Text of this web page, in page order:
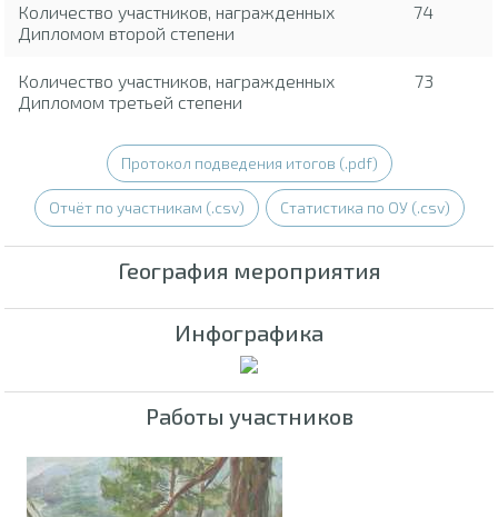
Количество участников, награжденных
Дипломом второй степени
74
Количество участников, награжденных
Дипломом третьей степени
73
Протокол подведения итогов (.pdf)
Отчёт по участникам (.csv) Статистика по ОУ (.csv)
География мероприятия
Инфографика
Работы участников